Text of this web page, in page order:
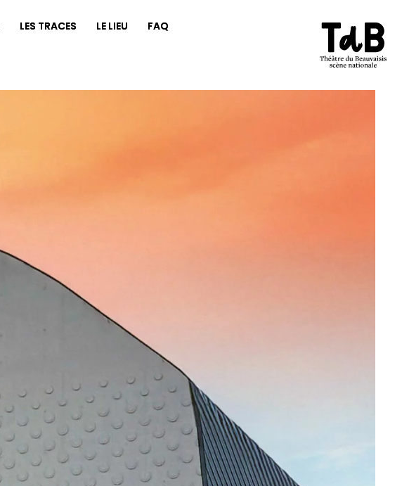
LES TRACES LE LIEU FAQ